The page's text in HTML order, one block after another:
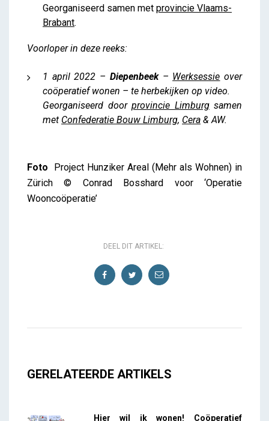
Georganiseerd samen met provincie Vlaams-
Brabant.
Voorloper in deze reeks:
1 april 2022 – Diepenbeek– Werksessie over
coöperatief wonen – te herbekijken op video.
Georganiseerd door provincie Limburgsamen
met Confederatie Bouw Limburg, Cera & AW.
Foto Project Hunziker Areal (Mehr als Wohnen) in
Zürich © Conrad Bosshard voor ‘Operatie
Wooncoöperatie’
DEEL DIT ARTIKEL:
GERELATEERDE ARTIKELS
Hier wil ik wonen! Coöperatief